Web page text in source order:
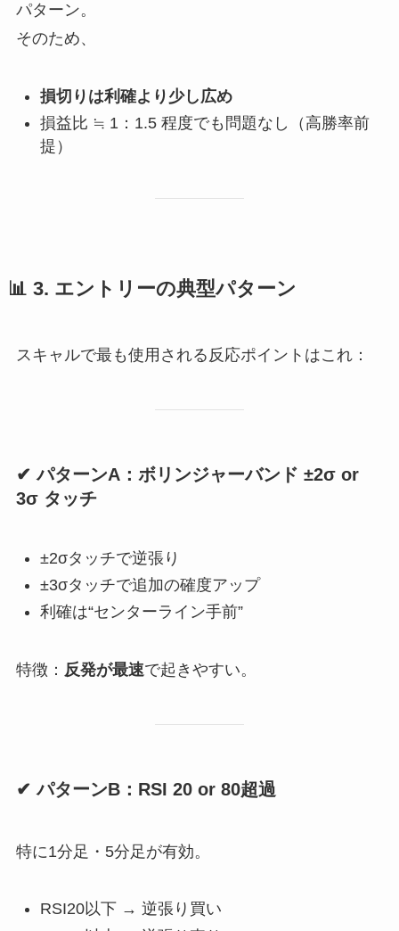
パターン。
そのため、
損切りは利確より少し広め
損益比 ≒ 1：1.5 程度でも問題なし（高勝率前
提）
📊 3. エントリーの典型パターン
スキャルで最も使用される反応ポイントはこれ：
✔ パターンA：ボリンジャーバンド ±2σ or
3σ タッチ
±2σタッチで逆張り
±3σタッチで追加の確度アップ
利確は“センターライン手前”
特徴： 反発が最速で起きやすい。
✔ パターンB：RSI 20 or 80超過
特に1分足・5分足が有効。
RSI20以下 → 逆張り買い